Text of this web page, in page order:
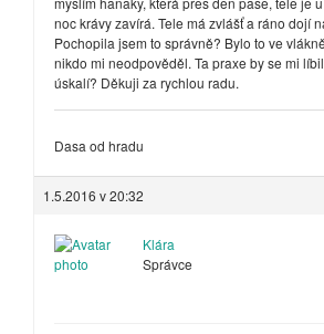
noc krávy zavírá. Tele má zvlášť a ráno dojí
Pochopila jsem to správně? Bylo to ve
nikdo mi neodpověděl. Ta praxe by se mi
úskalí? Děkuji za rychlou radu.
Dasa od hradu
1.5.2016 v 20:32
Klára
Správce